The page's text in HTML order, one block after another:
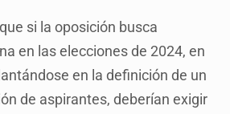
si la oposición busca
en las elecciones de 2024, en
en la definición de un
de aspirantes, deberían exigir